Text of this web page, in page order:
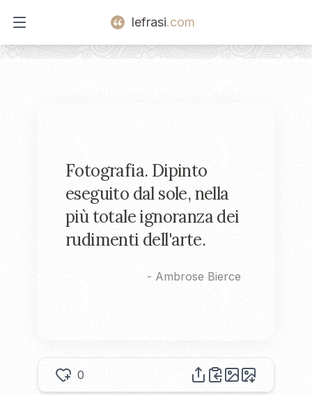
Open main menu
lefrasi.com
Fotografia. Dipinto
eseguito dal sole, nella
più totale ignoranza dei
rudimenti dell'arte.
- Ambrose Bierce
0